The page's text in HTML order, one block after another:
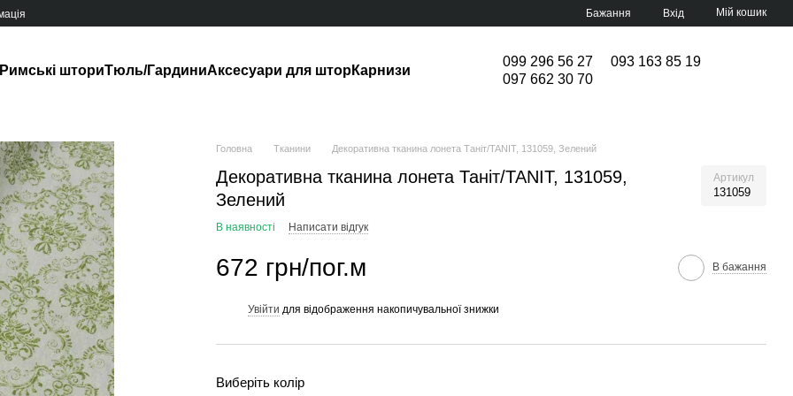
Бажання Вхід Мій кошик
Римські шториТюль/ГардиниАксесуари для шторКарнизи
099 296 56 27
093 163 85 19
097 662 30 70
Головна Тканини Декоративна тканина лонета Таніт/TANIT, 131059, Зелений
Декоративна тканина лонета Таніт/TANIT, 131059,
Зелений
Артикул
131059
В наявності Написати відгук
672 грн/пог.м В бажання
Увійти для відображення накопичувальної знижки
Виберіть колір